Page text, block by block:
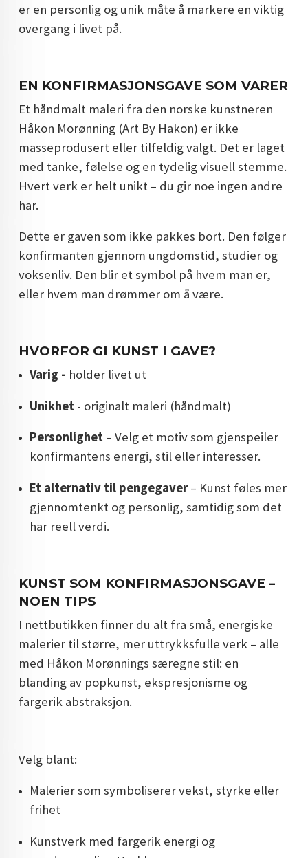
er en personlig og unik måte å markere en viktig
overgang i livet på.
EN KONFIRMASJONSGAVE SOM VARER
Et håndmalt maleri fra den norske kunstneren
Håkon Morønning (Art By Hakon) er ikke
masseprodusert eller tilfeldig valgt. Det er laget
med tanke, følelse og en tydelig visuell stemme.
Hvert verk er helt unikt – du gir noe ingen andre
har.
Dette er gaven som ikke pakkes bort. Den følger
konfirmanten gjennom ungdomstid, studier og
voksenliv. Den blir et symbol på hvem man er,
eller hvem man drømmer om å være.
HVORFOR GI KUNST I GAVE?
Varig - holder livet ut
Unikhet- originalt maleri (håndmalt)
Personlighet– Velg et motiv som gjenspeiler
konfirmantens energi, stil eller interesser.
Et alternativ til pengegaver– Kunst føles mer
gjennomtenkt og personlig, samtidig som det
har reell verdi.
KUNST SOM KONFIRMASJONSGAVE –
NOEN TIPS
I nettbutikken finner du alt fra små, energiske
malerier til større, mer uttrykksfulle verk – alle
med Håkon Morønnings særegne stil: en
blanding av popkunst, ekspresjonisme og
fargerik abstraksjon.
Velg blant:
Malerier som symboliserer vekst, styrke eller
frihet
Kunstverk med fargerik energi og